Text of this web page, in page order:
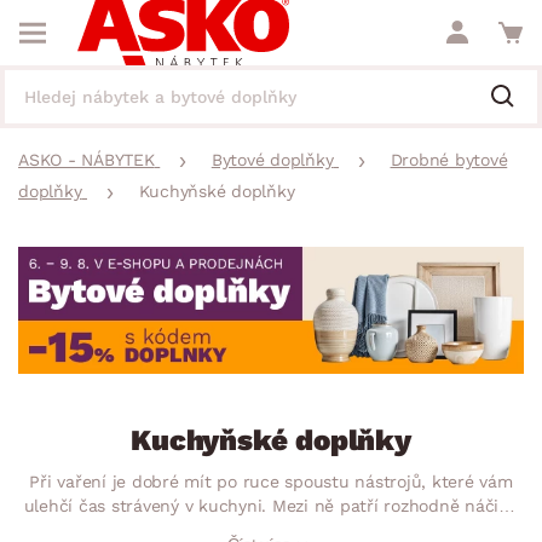
ASKO - NÁBYTEK Bytové doplňky
Drobné bytové
doplňky
Kuchyňské doplňky
Kuchyňské doplňky
Při vaření je dobré mít po ruce spoustu nástrojů, které vám
ulehčí čas strávený v kuchyni. Mezi ně patří rozhodně náčiní,